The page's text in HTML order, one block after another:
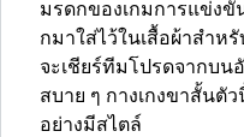
มรดกของเกมการแข่ง
กมาใส่ไว้ในเสื้อผ้าสำห
จะเชียร์ทีมโปรดจากบ
สบาย ๆ กางเกงขาสั้น
อย่างมีสไตล์